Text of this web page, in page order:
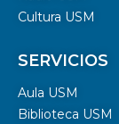
Cultura USM
SERVICIOS
Aula USM
Biblioteca USM